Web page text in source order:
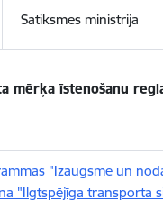
Satiksmes ministrija
mērķa īstenošanu
"Izaugsme un
"Ilgtspējīga transporta